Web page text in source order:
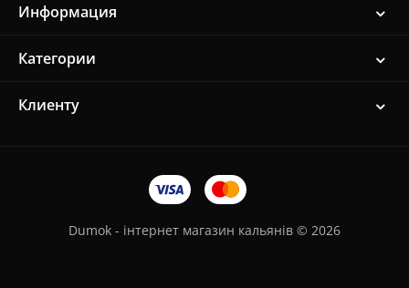
Информация
Категории
Клиенту
Dumok - інтернет магазин кальянів © 2026